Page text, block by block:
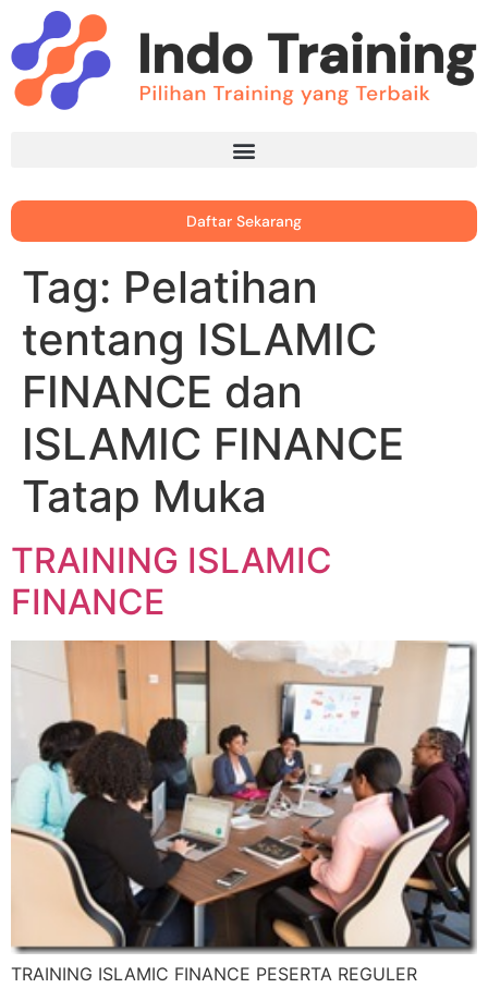
Daftar Sekarang
Tag: Pelatihan
tentang ISLAMIC
FINANCE dan
ISLAMIC FINANCE
Tatap Muka
TRAINING ISLAMIC
FINANCE
TRAINING ISLAMIC FINANCE PESERTA REGULER